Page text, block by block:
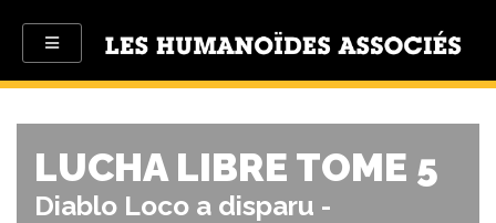
LUCHA LIBRE TOME 5
Diablo Loco a disparu -